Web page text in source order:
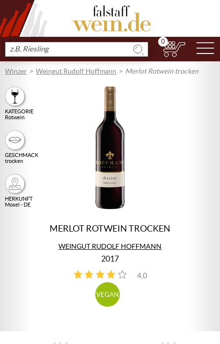
Produkt
suchen
0
Winzer Weingut Rudolf Hoffmann Merlot Rotwein trocken
KATEGORIE
Rotwein
GESCHMACK
trocken
HERKUNFT
Mosel - DE
MERLOT ROTWEIN TROCKEN
WEINGUT RUDOLF HOFFMANN
2017
4,0
4
VEGAN